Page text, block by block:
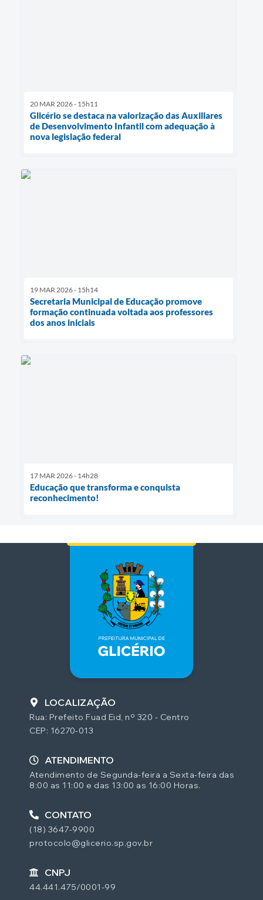
20 MAR 2026 - 15h11
Glicério se destaca na valorização das Auxiliares
de Desenvolvimento Infantil com adequação à
nova legislação federal
19 MAR 2026 - 15h14
Secretaria Municipal de Educação promove
formação continuada voltada aos professores
dos anos iniciais
17 MAR 2026 - 14h28
Educação que transforma e conquista
reconhecimento!
LOCALIZAÇÃO
Rua: Prefeito Fuad Eid, nº 320 - Centro
CEP: 16270-013
CONTATO
(18) 3647-9900
protocolo@glicerio.sp.gov.br
ATENDIMENTO
Atendimento de Segunda-feira a Sexta-feira das
8:00 as 11:00 e das 13:00 as 16:00 Horas.
CNPJ
44.441.475/0001-99